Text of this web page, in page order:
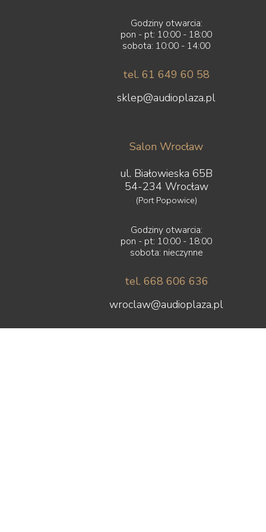
Godziny otwarcia:
pon - pt: 10:00 - 18:00
sobota: 10:00 - 14:00
tel. 61 649 60 58
sklep@audioplaza.pl
Salon Wrocław
ul. Białowieska 65B
54-234 Wrocław
(Port Popowice)
Godziny otwarcia:
pon - pt: 10:00 - 18:00
sobota: nieczynne
tel. 668 606 636
wroclaw@audioplaza.pl